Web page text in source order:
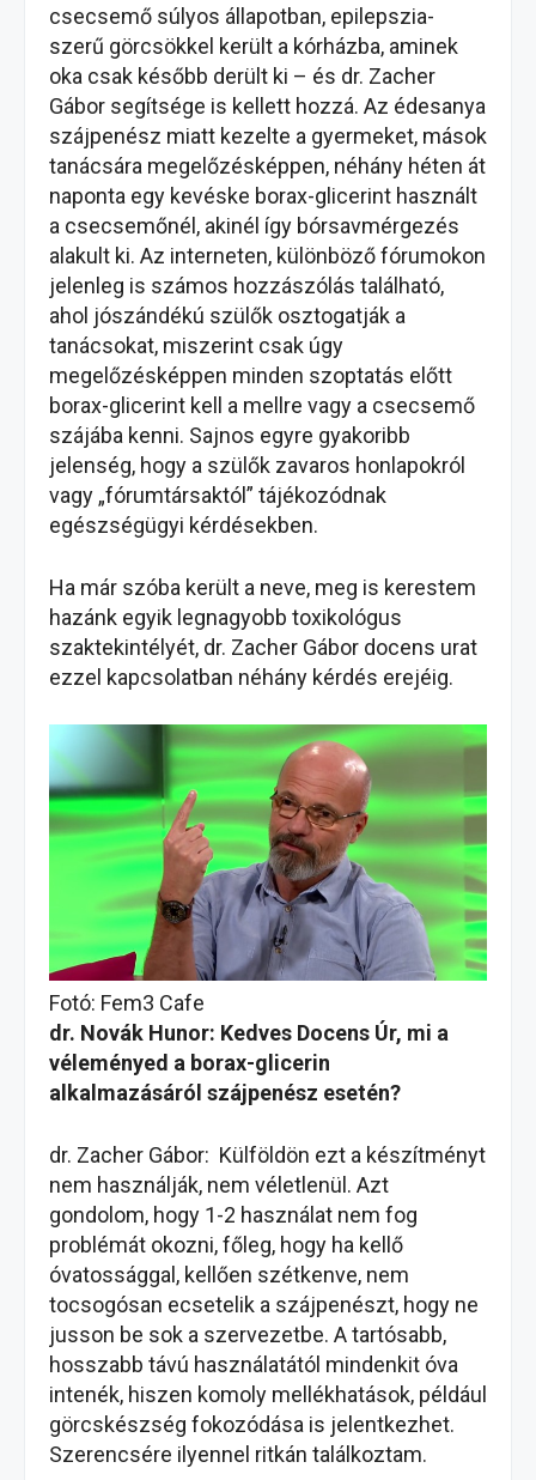
csecsemő súlyos állapotban, epilepszia-
szerű görcsökkel került a kórházba, aminek
oka csak később derült ki – és dr. Zacher
Gábor segítsége is kellett hozzá. Az édesanya
szájpenész miatt kezelte a gyermeket, mások
tanácsára megelőzésképpen, néhány héten át
naponta egy kevéske borax-glicerint használt
a csecsemőnél, akinél így bórsavmérgezés
alakult ki. Az interneten, különböző fórumokon
jelenleg is számos hozzászólás található,
ahol jószándékú szülők osztogatják a
tanácsokat, miszerint csak úgy
megelőzésképpen minden szoptatás előtt
borax-glicerint kell a mellre vagy a csecsemő
szájába kenni. Sajnos egyre gyakoribb
jelenség, hogy a szülők zavaros honlapokról
vagy „fórumtársaktól” tájékozódnak
egészségügyi kérdésekben.
Ha már szóba került a neve, meg is kerestem
hazánk egyik legnagyobb toxikológus
szaktekintélyét, dr. Zacher Gábor docens urat
ezzel kapcsolatban néhány kérdés erejéig.
Fotó: Fem3 Cafe
dr. Novák Hunor: Kedves Docens Úr, mi a
véleményed a borax-glicerin
alkalmazásáról szájpenész esetén?
dr. Zacher Gábor: Külföldön ezt a készítményt
nem használják, nem véletlenül. Azt
gondolom, hogy 1-2 használat nem fog
problémát okozni, főleg, hogy ha kellő
óvatossággal, kellően szétkenve, nem
tocsogósan ecsetelik a szájpenészt, hogy ne
jusson be sok a szervezetbe. A tartósabb,
hosszabb távú használatától mindenkit óva
intenék, hiszen komoly mellékhatások, például
görcskészség fokozódása is jelentkezhet.
Szerencsére ilyennel ritkán találkoztam.